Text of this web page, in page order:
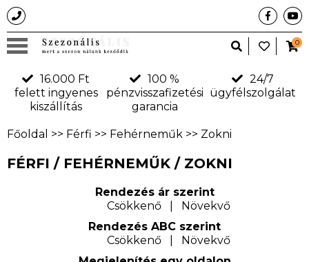
0
16.000 Ft
felett ingyenes
kiszállítás
100 %
pénzvisszafizetési
garancia
24/7
ügyfélszolgálat
Főoldal >> Férfi >> Fehérneműk >> Zokni
FÉRFI / FEHÉRNEMŰK / ZOKNI
Rendezés ár szerint
Csökkenő
Növekvő
Rendezés ABC szerint
Csökkenő
Növekvő